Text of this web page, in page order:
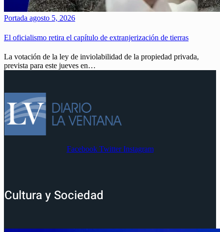
Portada agosto 5, 2026
El oficialismo retira el capítulo de extranjerización de tierras
La votación de la ley de inviolabilidad de la propiedad privada,
prevista para este jueves en…
Facebook Twitter Instagram
Cultura y Sociedad